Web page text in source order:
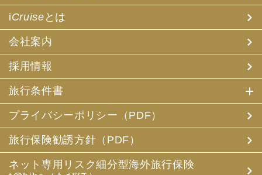
iCruise とは
会社案内
採用情報
旅行条件書
プライバシーポリシー（PDF）
旅行保険勧誘方針（PDF）
ネット専用リスク細分型海外旅行保険